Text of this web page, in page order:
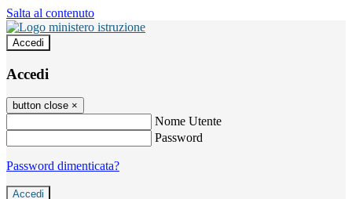
Salta al contenuto
Accedi
Accedi
button close ×
Nome Utente
Password
Password dimenticata?